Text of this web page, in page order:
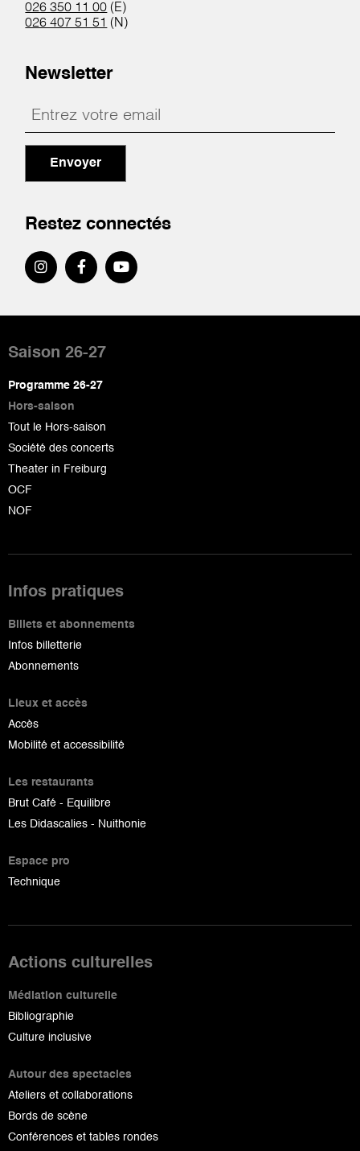
026 350 11 00 (E)
026 407 51 51 (N)
Newsletter
Envoyer
Restez connectés
de
page
Saison 26-27
Programme 26-27
Hors-saison
Tout le Hors-saison
Société des concerts
Theater in Freiburg
OCF
NOF
Infos pratiques
Billets et abonnements
Infos billetterie
Abonnements
Lieux et accès
Accès
Mobilité et accessibilité
Les restaurants
Brut Café - Equilibre
Les Didascalies - Nuithonie
Espace pro
Technique
Actions culturelles
Médiation culturelle
Bibliographie
Culture inclusive
Autour des spectacles
Ateliers et collaborations
Bords de scène
Conférences et tables rondes